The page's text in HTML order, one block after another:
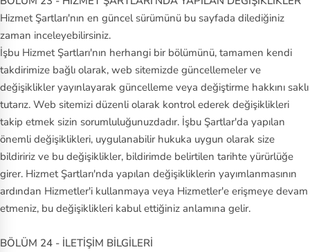
Hizmet Şartları'nın en güncel sürümünü bu sayfada dilediğiniz
zaman inceleyebilirsiniz.
İşbu Hizmet Şartları'nın herhangi bir bölümünü, tamamen kendi
takdirimize bağlı olarak, web sitemizde güncellemeler ve
değişiklikler yayınlayarak güncelleme veya değiştirme hakkını saklı
tutarız. Web sitemizi düzenli olarak kontrol ederek değişiklikleri
takip etmek sizin sorumluluğunuzdadır. İşbu Şartlar'da yapılan
önemli değişiklikleri, uygulanabilir hukuka uygun olarak size
bildiririz ve bu değişiklikler, bildirimde belirtilen tarihte yürürlüğe
girer. Hizmet Şartları'nda yapılan değişikliklerin yayımlanmasının
ardından Hizmetler'i kullanmaya veya Hizmetler'e erişmeye devam
etmeniz, bu değişiklikleri kabul ettiğiniz anlamına gelir.
BÖLÜM 24 - İLETİŞİM BİLGİLERİ